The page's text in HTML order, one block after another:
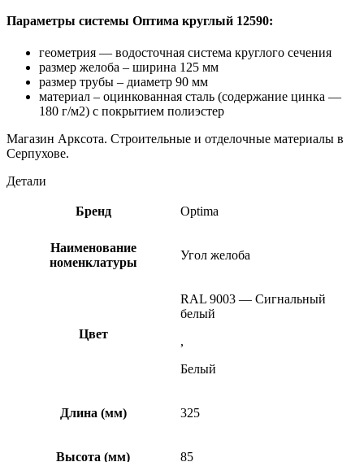
Параметры системы Оптима круглый 12590:
геометрия — водосточная система круглого сечения
размер желоба – ширина 125 мм
размер трубы – диаметр 90 мм
материал – оцинкованная сталь (содержание цинка —
180 г/м2) с покрытием полиэстер
Магазин Арксота. Строительные и отделочные материалы в
Серпухове.
Детали
Бренд Optima
Наименование
номенклатуры
Угол желоба
Цвет
RAL 9003 — Сигнальный
белый
,
Белый
Длина (мм) 325
Высота (мм) 85